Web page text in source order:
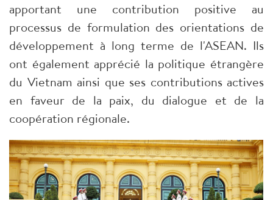
apportant une contribution positive au
processus de formulation des orientations de
développement à long terme de l'ASEAN. Ils
ont également apprécié la politique étrangère
du Vietnam ainsi que ses contributions actives
en faveur de la paix, du dialogue et de la
coopération régionale.